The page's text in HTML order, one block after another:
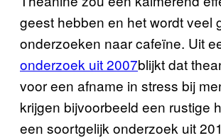
geest hebben en het wordt veel
onderzoeken naar cafeïne. Uit
onderzoek uit 2007blijkt dat
voor een afname in stress bij
krijgen bijvoorbeeld een rustige
een soortgelijk onderzoek uit